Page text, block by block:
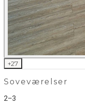
+27
Soveværelser
2–3